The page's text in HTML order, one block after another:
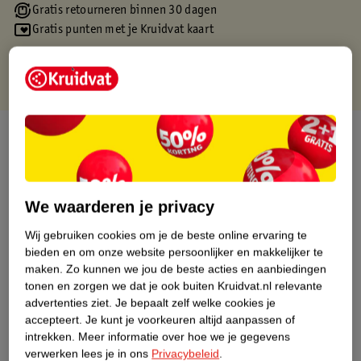
Gratis retourneren binnen 30 dagen
Gratis punten met je Kruidvat kaart
Over dit product
Productinformatie
Nature Impact Score
Dit product heeft (nog) geen Nature
Impact Score.
Meer informatie
We waarderen je privacy
Wij gebruiken cookies om je de beste online ervaring te
bieden en om onze website persoonlijker en makkelijker te
maken. Zo kunnen we jou de beste acties en aanbiedingen
tonen en zorgen we dat je ook buiten Kruidvat.nl relevante
advertenties ziet. Je bepaalt zelf welke cookies je
accepteert. Je kunt je voorkeuren altijd aanpassen of
intrekken. Meer informatie over hoe we je gegevens
verwerken lees je in ons Privacybeleid.